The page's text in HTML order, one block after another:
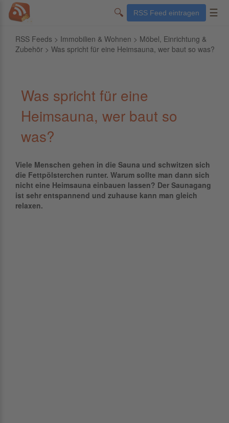
🔍 RSS Feed eintragen ☰
RSS Feeds > Immobilien & Wohnen > Möbel, Einrichtung &
Zubehör > Was spricht für eine Heimsauna, wer baut so was?
Was spricht für eine
Heimsauna, wer baut so
was?
Viele Menschen gehen in die Sauna und schwitzen sich
die Fettpölsterchen runter. Warum sollte man dann sich
nicht eine Heimsauna einbauen lassen? Der Saunagang
ist sehr entspannend und zuhause kann man gleich
relaxen.